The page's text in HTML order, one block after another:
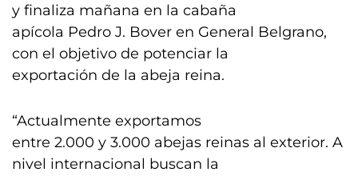
y finaliza mañana en la cabaña
apícola Pedro J. Bover en General Belgrano,
con el objetivo de potenciar la
exportación de la abeja reina.
“Actualmente exportamos
entre 2.000 y 3.000 abejas reinas al exterior. A
nivel internacional buscan la